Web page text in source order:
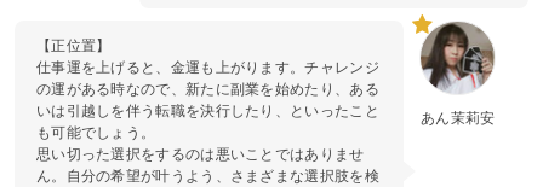
あん茉莉安
【正位置】
仕事運を上げると、金運も上がります。チャレンジ
の運がある時なので、新たに副業を始めたり、ある
いは引越しを伴う転職を決行したり、といったこと
も可能でしょう。
思い切った選択をするのは悪いことではありませ
ん。自分の希望が叶うよう、さまざまな選択肢を検